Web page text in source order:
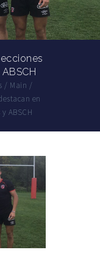
/ Main /
en
ABSCH